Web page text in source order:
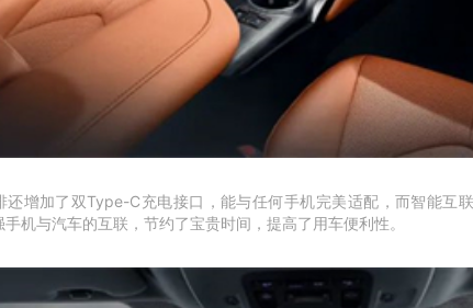
增加了双Type-C充电接口，能与任何手机完美适配，而智能互
机与汽车的互联，节约了宝贵时间，提高了用车便利性。